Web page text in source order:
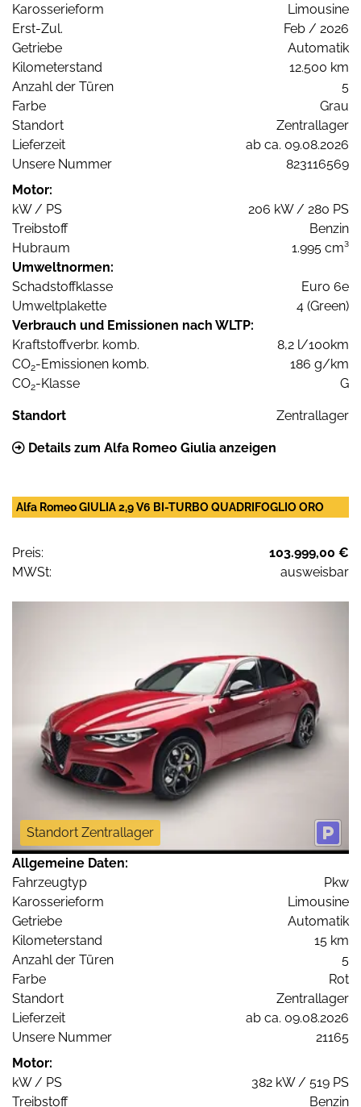
Karosserieform
Limousine
Erst-Zul.
Feb / 2026
Getriebe
Automatik
Kilometerstand
12.500 km
Anzahl der Türen
5
Farbe
Grau
Standort
Zentrallager
Lieferzeit
ab ca. 09.08.2026
Unsere Nummer
823116569
Motor:
kW / PS
206 kW / 280 PS
Treibstoff
Benzin
Hubraum
1.995 cm³
Umweltnormen:
Schadstoffklasse
Euro 6e
Umweltplakette
4 (Green)
Verbrauch und Emissionen nach WLTP:
Kraftstoffverbr. komb.
8,2 l/100km
CO2-Emissionen komb.
186 g/km
CO2-Klasse G
Standort Zentrallager
Details zum Alfa Romeo Giulia anzeigen
Alfa Romeo GIULIA 2,9 V6 BI-TURBO QUADRIFOGLIO ORO
Preis:
103.999,00 €
MWSt:
ausweisbar
Standort Zentrallager
Allgemeine Daten:
Fahrzeugtyp
Pkw
Karosserieform
Limousine
Getriebe
Automatik
Kilometerstand
15 km
Anzahl der Türen
5
Farbe
Rot
Standort
Zentrallager
Lieferzeit
ab ca. 09.08.2026
Unsere Nummer
21165
Motor:
kW / PS
382 kW / 519 PS
Treibstoff
Benzin